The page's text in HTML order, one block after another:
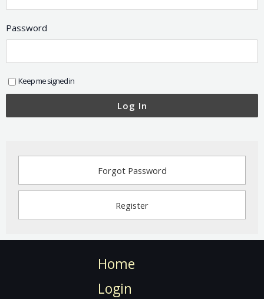
Password
Keep me signed in
Log In
Forgot Password
Register
Home
Login